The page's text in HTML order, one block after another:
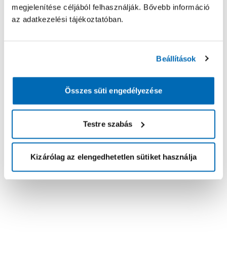
megjelenítése céljából felhasználják. Bővebb információ
az adatkezelési tájékoztatóban.
Beállítások
Összes süti engedélyezése
Testre szabás
Kizárólag az elengedhetetlen sütiket használja